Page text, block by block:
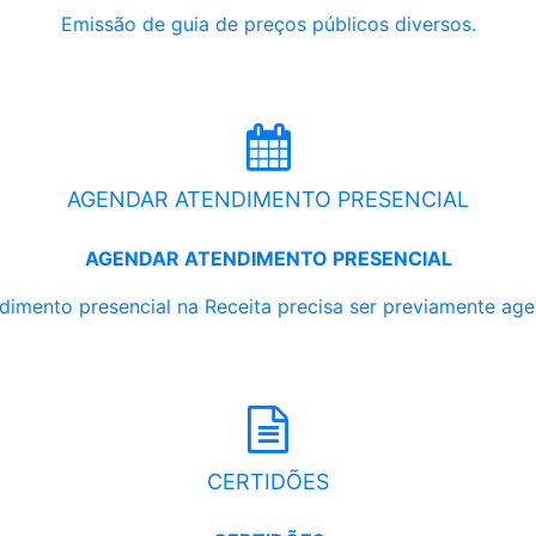
Emissão de guia de preços públicos diversos.
AGENDAR ATENDIMENTO PRESENCIAL
AGENDAR ATENDIMENTO PRESENCIAL
presencial na Receita precisa ser previamente
CERTIDÕES